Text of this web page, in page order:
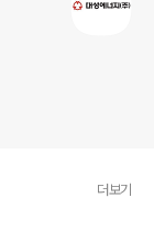
더보기